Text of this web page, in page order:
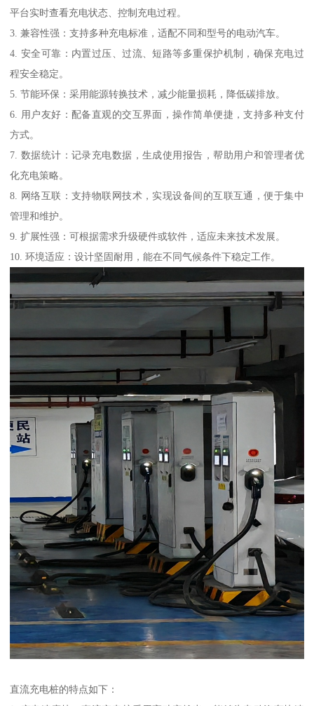
平台实时查看充电状态、控制充电过程。
3. 兼容性强：支持多种充电标准，适配不同和型号的电动汽车。
4. 安全可靠：内置过压、过流、短路等多重保护机制，确保充电过
程安全稳定。
5. 节能环保：采用能源转换技术，减少能量损耗，降低碳排放。
6. 用户友好：配备直观的交互界面，操作简单便捷，支持多种支付
方式。
7. 数据统计：记录充电数据，生成使用报告，帮助用户和管理者优
化充电策略。
8. 网络互联：支持物联网技术，实现设备间的互联互通，便于集中
管理和维护。
9. 扩展性强：可根据需求升级硬件或软件，适应未来技术发展。
10. 环境适应：设计坚固耐用，能在不同气候条件下稳定工作。
直流充电桩的特点如下：